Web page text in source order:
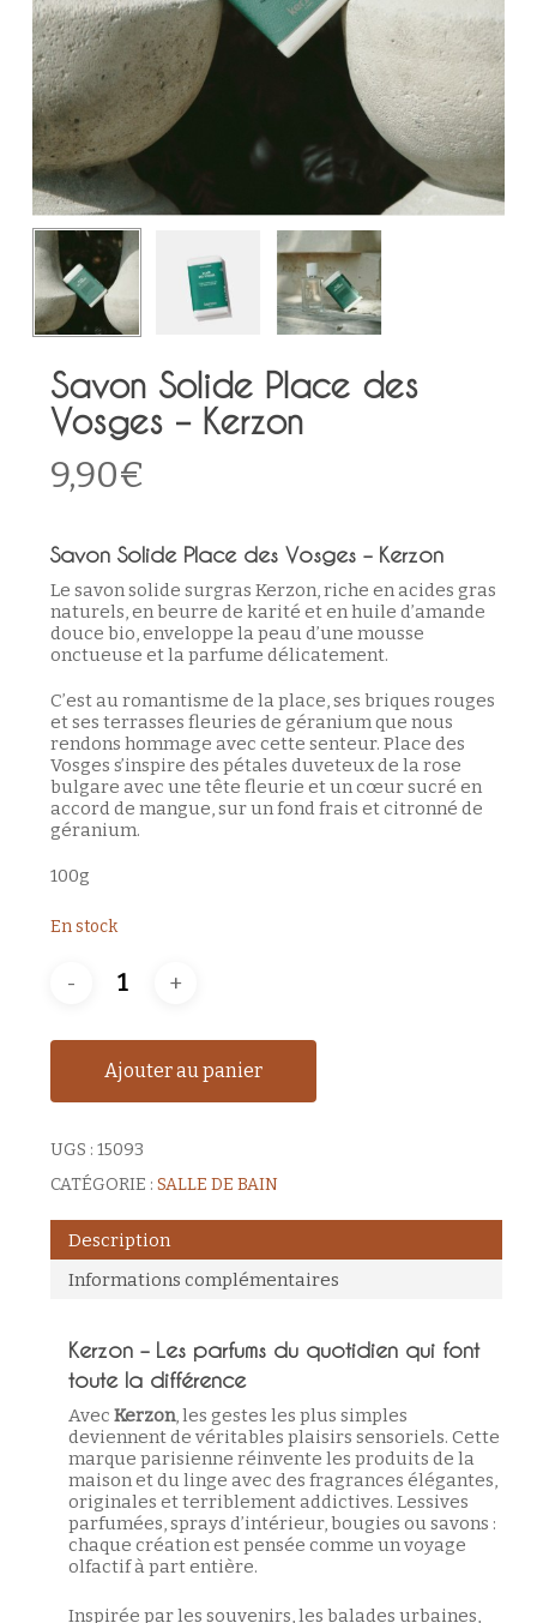
Savon Solide Place des
Vosges – Kerzon
9,90€
Savon Solide Place des Vosges – Kerzon
Le savon solide surgras Kerzon, riche en acides gras
naturels, en beurre de karité et en huile d’amande
douce bio, enveloppe la peau d’une mousse
onctueuse et la parfume délicatement.
C’est au romantisme de la place, ses briques rouges
et ses terrasses fleuries de géranium que nous
rendons hommage avec cette senteur. Place des
Vosges s’inspire des pétales duveteux de la rose
bulgare avec une tête fleurie et un cœur sucré en
accord de mangue, sur un fond frais et citronné de
géranium.
100g
En stock
Ajouter au panier
UGS : 15093
CATÉGORIE : SALLE DE BAIN
Description
Informations complémentaires
Kerzon – Les parfums du quotidien qui font
toute la différence
Avec Kerzon, les gestes les plus simples
deviennent de véritables plaisirs sensoriels. Cette
marque parisienne réinvente les produits de la
maison et du linge avec des fragrances élégantes,
originales et terriblement addictives. Lessives
parfumées, sprays d’intérieur, bougies ou savons :
chaque création est pensée comme un voyage
olfactif à part entière.
Inspirée par les souvenirs, les balades urbaines,